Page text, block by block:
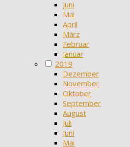
Juni
Mai
April
März
Februar
Januar
2019
Dezember
November
Oktober
September
August
Juli
Juni
Mai